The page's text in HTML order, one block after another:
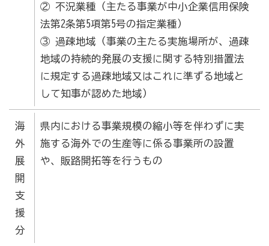
② 不況業種（主たる事業が中小企業信用保険
法第2条第5項第5号の指定業種）
③ 過疎地域（事業の主たる実施場所が、過疎
地域の持続的発展の支援に関する特別措置法
に規定する過疎地域又はこれに準ずる地域と
して知事が認めた地域）
海
外
展
開
支
援
分
県内における事業規模の縮小等を伴わずに実
施する海外での生産等に係る事業所の設置
や、販路開拓等を行うもの​